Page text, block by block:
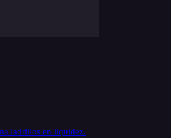
ladrillos en liquidez.